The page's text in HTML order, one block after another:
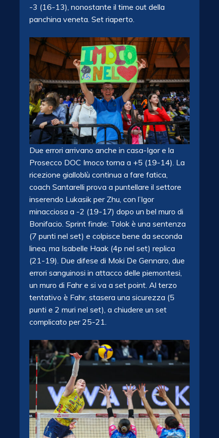
-3 (16-13), nonostante il time out della
panchina veneta. Set riaperto.
Due errori arrivano anche in casa-Igor e la
Prosecco DOC Imoco torna a +5 (19-14). La
ricezione gialloblù continua a fare fatica,
coach Santarelli prova a puntellare il settore
inserendo Lukasik per Zhu, con l’Igor
minacciosa a -2 (19-17) dopo un bel muro di
Bonifacio. Sprint finale: Tolok è una sentenza
(7 punti nel set) e colpisce bene da seconda
linea, ma Isabelle Haak (4p nel set) replica
(21-19). Due difese di Moki De Gennaro, due
errori sanguinosi in attacco delle piemontesi,
un muro di Fahr e si va a set point. Al terzo
tentativo è Fahr, stasera una sicurezza (5
punti e 2 muri nel set), a chiudere un set
complicato per 25-21.